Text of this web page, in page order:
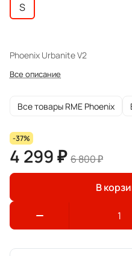
S
Phoenix Urbanite V2
Все описание
Все товары RME Phoenix
-37%
4 299 ₽ 6 800 ₽
В